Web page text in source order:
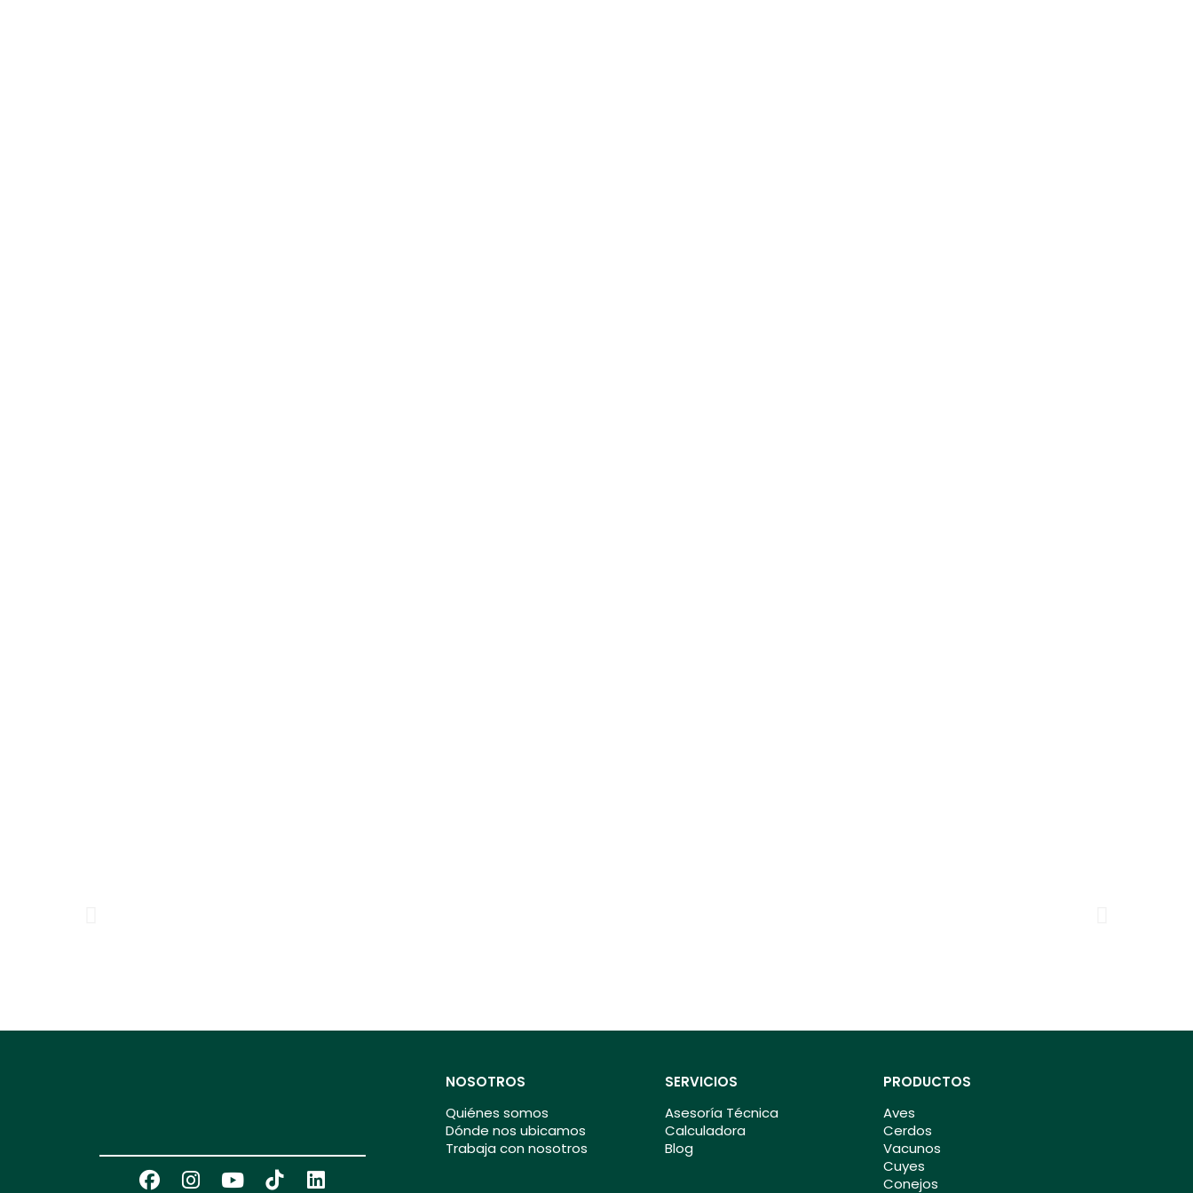
NOSOTROS
Quiénes somos
Dónde nos ubicamos
Trabaja con nosotros
SERVICIOS
Asesoría Técnica
Calculadora
Blog
PRODUCTOS
Aves
Cerdos
Vacunos
Cuyes
Conejos